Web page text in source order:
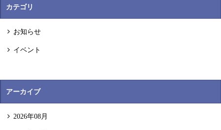
カテゴリ
お知らせ
イベント
アーカイブ
2026年08月